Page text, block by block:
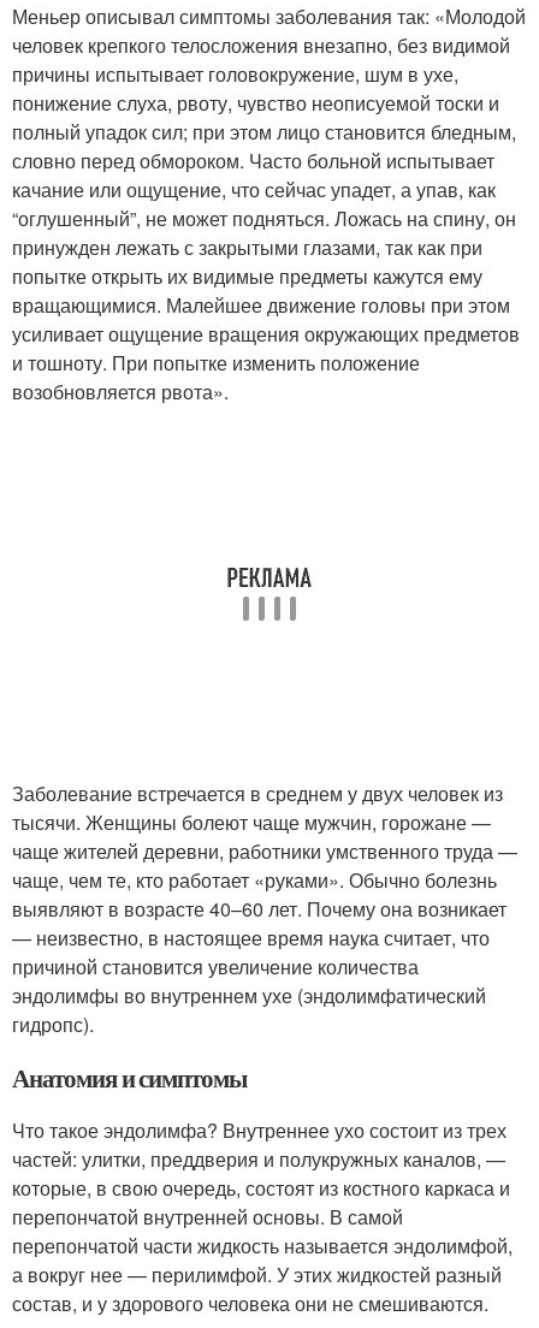
Меньер описывал симптомы заболевания так: «Молодой
человек крепкого телосложения внезапно, без видимой
причины испытывает головокружение, шум в ухе,
понижение слуха, рвоту, чувство неописуемой тоски и
полный упадок сил; при этом лицо становится бледным,
словно перед обмороком. Часто больной испытывает
качание или ощущение, что сейчас упадет, а упав, как
“оглушенный”, не может подняться. Ложась на спину, он
принужден лежать с закрытыми глазами, так как при
попытке открыть их видимые предметы кажутся ему
вращающимися. Малейшее движение головы при этом
усиливает ощущение вращения окружающих предметов
и тошноту. При попытке изменить положение
возобновляется рвота».
Заболевание встречается в среднем у двух человек из
тысячи. Женщины болеют чаще мужчин, горожане —
чаще жителей деревни, работники умственного труда —
чаще, чем те, кто работает «руками». Обычно болезнь
выявляют в возрасте 40–60 лет. Почему она возникает
— неизвестно, в настоящее время наука считает, что
причиной становится увеличение количества
эндолимфы во внутреннем ухе (эндолимфатический
гидропс).
Анатомия и симптомы
Что такое эндолимфа? Внутреннее ухо состоит из трех
частей: улитки, преддверия и полукружных каналов, —
которые, в свою очередь, состоят из костного каркаса и
перепончатой внутренней основы. В самой
перепончатой части жидкость называется эндолимфой,
а вокруг нее — перилимфой. У этих жидкостей разный
состав, и у здорового человека они не смешиваются.